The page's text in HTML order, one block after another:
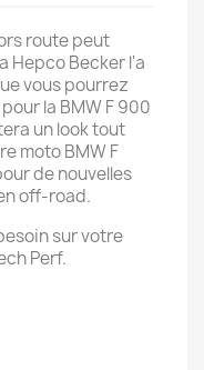
route peut
Hepco Becker l'a
vous pourrez
la BMW F 900
un look tout
moto BMW F
de nouvelles
off-road.
sur votre
Perf.